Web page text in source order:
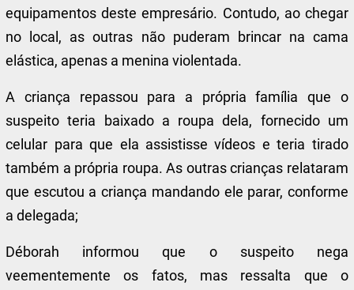
equipamentos deste empresário. Contudo, ao chegar
no local, as outras não puderam brincar na cama
elástica, apenas a menina violentada.
A criança repassou para a própria família que o
suspeito teria baixado a roupa dela, fornecido um
celular para que ela assistisse vídeos e teria tirado
também a própria roupa. As outras crianças relataram
que escutou a criança mandando ele parar, conforme
a delegada;
Déborah informou que o suspeito nega
veementemente os fatos, mas ressalta que o